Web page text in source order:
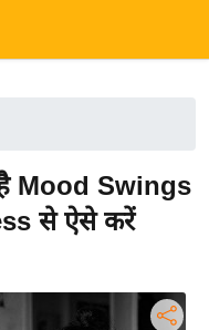
Mood Swings
से ऐसे करें